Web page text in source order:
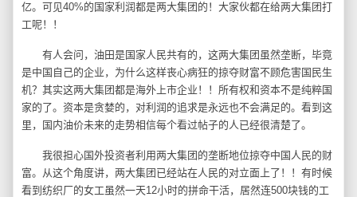
亿。可见40%的国家利润都是两大集团的！大家伙都在给两大集团打
工呢！！
有人会问，油田是国家人民共有的，这两大集团虽然垄断，毕竟
是中国自己的企业，为什么这样丧心病狂的掠夺财富不顾危害国民生
机？其实这两大集团都是海外上市企业！！所有权和资本不是纯粹国
家的了。资本是贪婪的，对利润的追求是永远也不会满足的。看到这
里，国内油价未来的走势相信每个看过帖子的人已经很清楚了。
我很担心国外投资者利用两大集团的垄断地位掠夺中国人民的财
富。从这个角度讲，两大集团已经站在人民的对立面上了！！有时候
看到纺织厂的女工虽然一天12小时的拼命干活，居然连500块钱的工